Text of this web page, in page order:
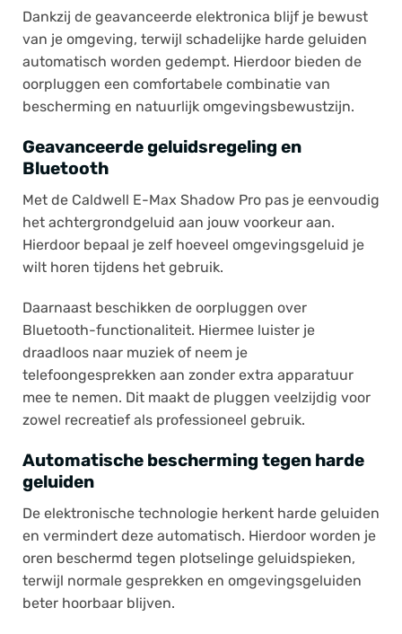
Dankzij de geavanceerde elektronica blijf je bewust
van je omgeving, terwijl schadelijke harde geluiden
automatisch worden gedempt. Hierdoor bieden de
oorpluggen een comfortabele combinatie van
bescherming en natuurlijk omgevingsbewustzijn.
Geavanceerde geluidsregeling en
Bluetooth
Met de Caldwell E-Max Shadow Pro pas je eenvoudig
het achtergrondgeluid aan jouw voorkeur aan.
Hierdoor bepaal je zelf hoeveel omgevingsgeluid je
wilt horen tijdens het gebruik.
Daarnaast beschikken de oorpluggen over
Bluetooth-functionaliteit. Hiermee luister je
draadloos naar muziek of neem je
telefoongesprekken aan zonder extra apparatuur
mee te nemen. Dit maakt de pluggen veelzijdig voor
zowel recreatief als professioneel gebruik.
Automatische bescherming tegen harde
geluiden
De elektronische technologie herkent harde geluiden
en vermindert deze automatisch. Hierdoor worden je
oren beschermd tegen plotselinge geluidspieken,
terwijl normale gesprekken en omgevingsgeluiden
beter hoorbaar blijven.